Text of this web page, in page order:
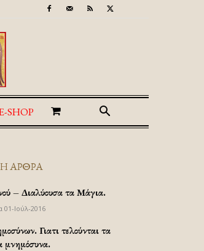
SHOP
ΑΡΘΡΑ
– Διαλύουσα τα Μάγια.
01-Ιούλ-2016
Γιατι τελούνται τα
μνημόσυνα.